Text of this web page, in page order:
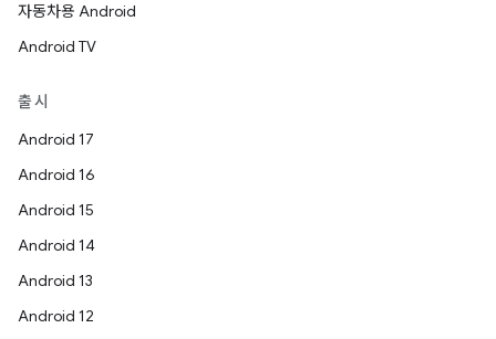
자동차용 Android
Android TV
출시
Android 17
Android 16
Android 15
Android 14
Android 13
Android 12